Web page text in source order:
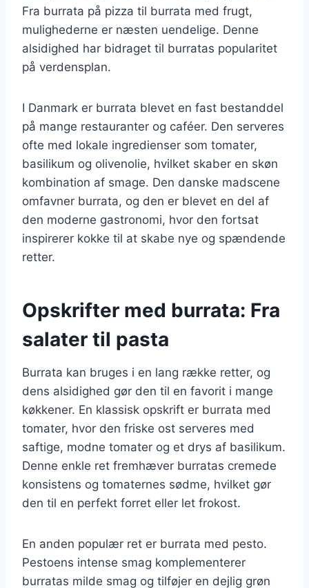
Fra burrata på pizza til burrata med frugt,
mulighederne er næsten uendelige. Denne
alsidighed har bidraget til burratas popularitet
på verdensplan.
I Danmark er burrata blevet en fast bestanddel
på mange restauranter og caféer. Den serveres
ofte med lokale ingredienser som tomater,
basilikum og olivenolie, hvilket skaber en skøn
kombination af smage. Den danske madscene
omfavner burrata, og den er blevet en del af
den moderne gastronomi, hvor den fortsat
inspirerer kokke til at skabe nye og spændende
retter.
Opskrifter med burrata: Fra
salater til pasta
Burrata kan bruges i en lang række retter, og
dens alsidighed gør den til en favorit i mange
køkkener. En klassisk opskrift er burrata med
tomater, hvor den friske ost serveres med
saftige, modne tomater og et drys af basilikum.
Denne enkle ret fremhæver burratas cremede
konsistens og tomaternes sødme, hvilket gør
den til en perfekt forret eller let frokost.
En anden populær ret er burrata med pesto.
Pestoens intense smag komplementerer
burratas milde smag og tilføjer en dejlig grøn